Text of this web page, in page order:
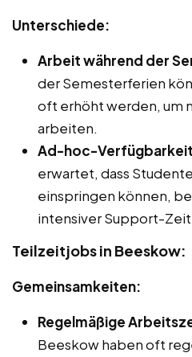
Unterschiede:
Arbeit während der
der Semesterferien
oft erhöht werden, um
arbeiten.
Ad-hoc-
erwartet, dass
einspringen können,
intensiver Support-
Teilzeitjobs in Beeskow:
Gemeinsamkeiten:
Regelmäßige
Beeskow haben oft